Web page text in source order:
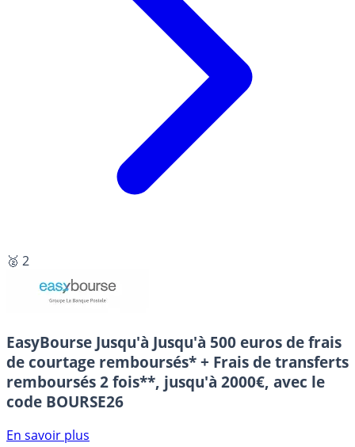
🥈 2
EasyBourse Jusqu'à Jusqu'à 500 euros de frais
de courtage remboursés* + Frais de transferts
remboursés 2 fois**, jusqu'à 2000€, avec le
code BOURSE26
En savoir plus